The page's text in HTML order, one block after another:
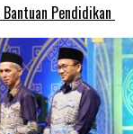
Pendidikan